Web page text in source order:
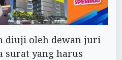
diuji oleh dewan juri
surat yang harus